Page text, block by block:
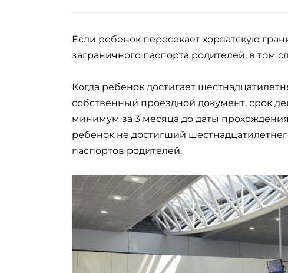
Если ребенок пересекает хорватскую
заграничного паспорта родителей, в том
Когда ребенок достигает
собственный проездной документ, срок
минимум за 3 месяца до даты
ребенок не достигший
паспортов родителей.